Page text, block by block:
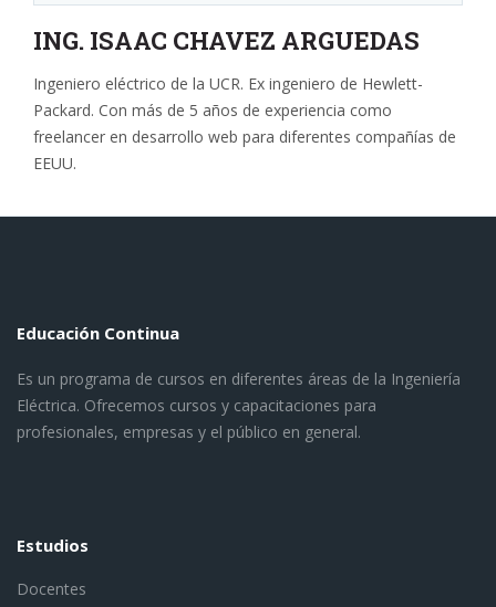
ING. ISAAC CHAVEZ ARGUEDAS
Ingeniero eléctrico de la UCR. Ex ingeniero de Hewlett-
Packard. Con más de 5 años de experiencia como
freelancer en desarrollo web para diferentes compañías de
EEUU.
Educación Continua
Es un programa de cursos en diferentes áreas de la Ingeniería
Eléctrica. Ofrecemos cursos y capacitaciones para
profesionales, empresas y el público en general.
Estudios
Docentes